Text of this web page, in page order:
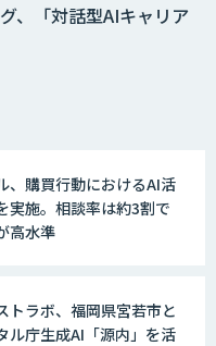
ションサービス
、「対話型AIキャリア
、購買行動におけるAI活
実施。相談率は約3割で
高水準
トラボ、福岡県宮若市と
ル庁生成AI「源内」を活